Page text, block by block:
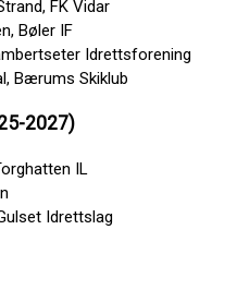
FK Vidar
Bøler IF
Idrettsforening
Bærums Skiklub
2027)
IL
Idrettslag